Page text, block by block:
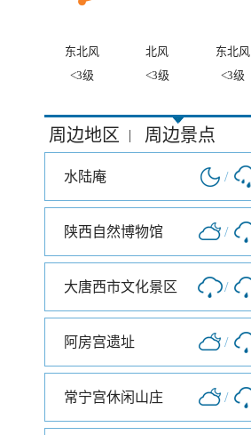
东北风 北风 东北风
<3级
<3级 <3级
周边地区 | 周边景点
水陆庵 /
陕西自然博物馆 /
大唐西市文化景区 /
阿房宫遗址 /
常宁宫休闲山庄 /